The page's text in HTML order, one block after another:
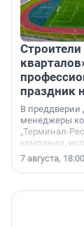
праздник
В преддверии
менеджеры
„Терминал-
компании,
осторожного
7 августа, 18:00